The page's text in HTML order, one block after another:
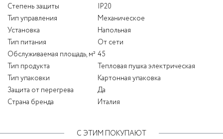
Степень защиты
IP20
Тип управления
Механическое
Установка
Напольная
Тип питания
От сети
Обслуживаемая площадь, м² 45
Тип продукта
Тепловая пушка электрическая
Тип упаковки
Картонная упаковка
Защита от перегрева
Да
Страна бренда
Италия
С ЭТИМ ПОКУПАЮТ